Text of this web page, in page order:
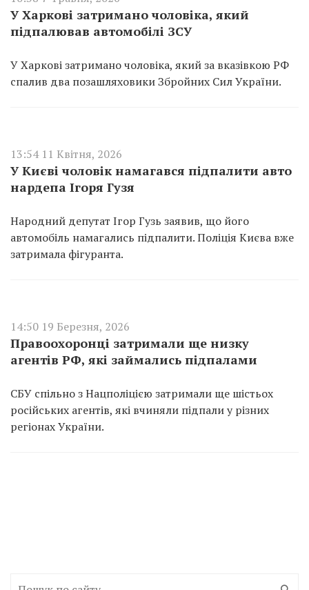
У Харкові затримано чоловіка, який
підпалював автомобілі ЗСУ
У Харкові затримано чоловіка, який за вказівкою РФ
спалив два позашляховики Збройних Сил України.
13:54 11 Квітня, 2026
У Києві чоловік намагався підпалити авто
нардепа Ігоря Гузя
Народний депутат Ігор Гузь заявив, що його
автомобіль намагались підпалити. Поліція Києва вже
затримала фігуранта.
14:50 19 Березня, 2026
Правоохоронці затримали ще низку
агентів РФ, які займались підпалами
СБУ спільно з Нацполіцією затримали ще шістьох
російських агентів, які вчиняли підпали у різних
регіонах України.